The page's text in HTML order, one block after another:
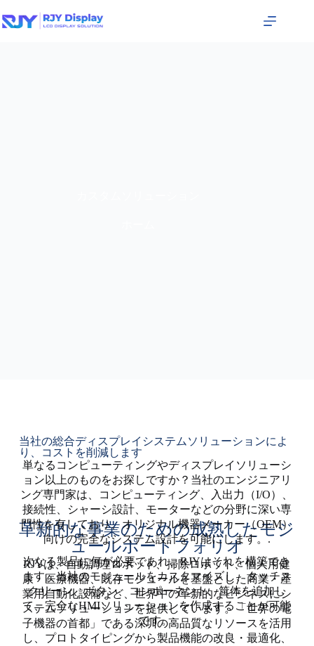
当社の総合ディスプレイシステムソリューションによ
り、コストを削減します
単なるコンピューティングやディスプレイソリューシ
ョン以上のものをお探しですか？当社のエンジニアリ
ング専門家は、コンピューティング、入出力（I/O）、
接続性、シャーシ設計、モーターなどの分野に深い専
門性を有しており、オリジナル機器メーカー（OEM）
向けの完全なシステム設計を可能にします。.
RJYは、自動調理ロボット、掃除ロボット、個人用健
康・医療機器、既存モジュールを基盤とした商業・産
業用自動化設備など、世界中の革新的なビジネスにシ
ステムソリューションを提供しています。「世界の電
子機器の首都」である深圳の高品質なリソースを活用
し、プロトタイピングから製品機能の改良・最適化、
革新的な事業のための成熟したモジ
ュールポートフォリオ
次なる製品に何が必要であれ、RJYはそれを構築でき
ます。当社のモジュールをカスタマイズし、タッチス
クリーン、ボタン、コンポーネント、筐体を追加し
て、完全なHMIソリューションを作成することが可能
です。.